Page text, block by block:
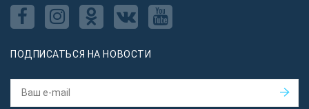
ПОДПИСАТЬСЯ НА НОВОСТИ